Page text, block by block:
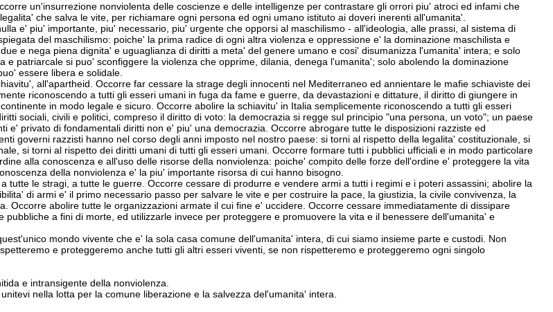
un'insurrezione nonviolenta delle coscienze e delle intelligenze per contrastare gli orrori piu' atroci ed infami che
che salva le vite, per richiamare ogni persona ed ogni umano istituto ai doveri inerenti all'umanita'.
e' piu' importante, piu' necessario, piu' urgente che opporsi al maschilismo - all'ideologia, alle prassi, al sistema di
del maschilismo: poiche' la prima radice di ogni altra violenza e oppressione e' la dominazione maschilista e
e nega piena dignita' e uguaglianza di diritti a meta' del genere umano e cosi' disumanizza l'umanita' intera; e solo
e patriarcale si puo' sconfiggere la violenza che opprime, dilania, denega l'umanita'; solo abolendo la dominazione
essere libera e solidale.
all'apartheid. Occorre far cessare la strage degli innocenti nel Mediterraneo ed annientare le mafie schiaviste dei
riconoscendo a tutti gli esseri umani in fuga da fame e guerre, da devastazioni e dittature, il diritto di giungere in
in modo legale e sicuro. Occorre abolire la schiavitu' in Italia semplicemente riconoscendo a tutti gli esseri
sociali, civili e politici, compreso il diritto di voto: la democrazia si regge sul principio "una persona, un voto"; un paese
e' privato di fondamentali diritti non e' piu' una democrazia. Occorre abrogare tutte le disposizioni razziste ed
governi razzisti hanno nel corso degli anni imposto nel nostro paese: si torni al rispetto della legalita' costituzionale, si
si torni al rispetto dei diritti umani di tutti gli esseri umani. Occorre formare tutti i pubblici ufficiali e in modo particolare
alla conoscenza e all'uso delle risorse della nonviolenza: poiche' compito delle forze dell'ordine e' proteggere la vita
della nonviolenza e' la piu' importante risorsa di cui hanno bisogno.
tutte le stragi, a tutte le guerre. Occorre cessare di produrre e vendere armi a tutti i regimi e i poteri assassini; abolire la
di armi e' il primo necessario passo per salvare le vite e per costruire la pace, la giustizia, la civile convivenza, la
Occorre abolire tutte le organizzazioni armate il cui fine e' uccidere. Occorre cessare immediatamente di dissipare
pubbliche a fini di morte, ed utilizzarle invece per proteggere e promuovere la vita e il benessere dell'umanita' e
mondo vivente che e' la sola casa comune dell'umanita' intera, di cui siamo insieme parte e custodi. Non
e proteggeremo anche tutti gli altri esseri viventi, se non rispetteremo e proteggeremo ogni singolo
e intransigente della nonviolenza.
nella lotta per la comune liberazione e la salvezza del'umanita' intera.